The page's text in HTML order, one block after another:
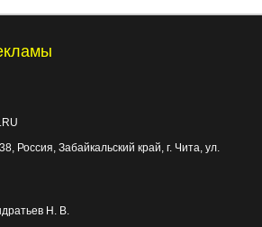
, Россия, Забайкальский край, г. Чита, ул.
Н. В.